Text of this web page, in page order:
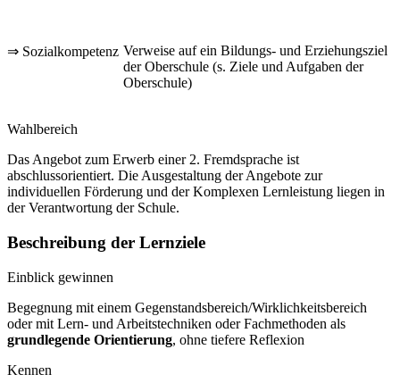
⇒ Sozialkompetenz Verweise auf ein Bildungs- und Erziehungsziel
der Oberschule (s. Ziele und Aufgaben der
Oberschule)
Wahlbereich
Das Angebot zum Erwerb einer 2. Fremdsprache ist
abschlussorientiert. Die Ausgestaltung der Angebote zur
individuellen Förderung und der Komplexen Lernleistung liegen in
der Verantwortung der Schule.
Beschreibung der Lernziele
Einblick gewinnen
Begegnung mit einem Gegenstandsbereich/Wirklichkeitsbereich
oder mit Lern- und Arbeitstechniken oder Fachmethoden als
grundlegende Orientierung, ohne tiefere Reflexion
Kennen